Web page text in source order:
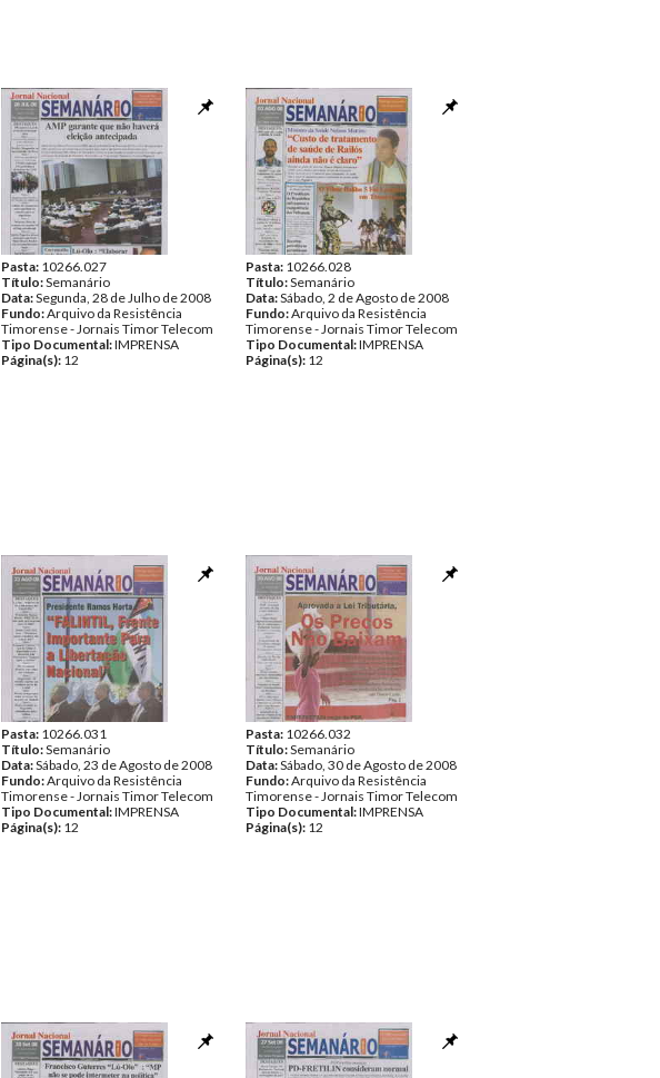
Pasta: 10266.027
Título:Semanário
Data:Segunda, 28 de Julho de 2008
Fundo:Arquivo da Resistência
Timorense - Jornais Timor Telecom
Tipo Documental:IMPRENSA
Página(s): 12
Pasta: 10266.028
Título:Semanário
Data:Sábado, 2 de Agosto de 2008
Fundo:Arquivo da Resistência
Timorense - Jornais Timor Telecom
Tipo Documental:IMPRENSA
Página(s): 12
Pasta: 10266.031
Título:Semanário
Data:Sábado, 23 de Agosto de 2008
Fundo:Arquivo da Resistência
Timorense - Jornais Timor Telecom
Tipo Documental:IMPRENSA
Página(s): 12
Pasta: 10266.032
Título:Semanário
Data:Sábado, 30 de Agosto de 2008
Fundo:Arquivo da Resistência
Timorense - Jornais Timor Telecom
Tipo Documental:IMPRENSA
Página(s): 12